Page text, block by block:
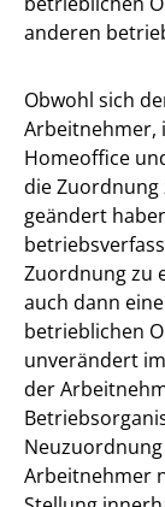
anderen
Obwohl sich
Arbeitnehmer,
Homeoffice
die
geändert
Zuordnung zu
auch dann
betrieblichen
unverändert
der
Arbeitnehmer